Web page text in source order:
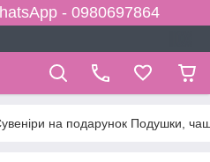
- 0980697864
на подарунок Подушки,